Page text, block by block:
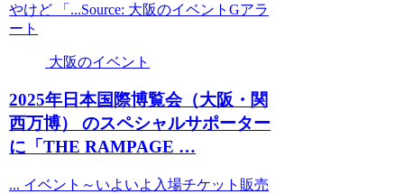
やけど 「...Source: 大阪のイベントGアラ
ート
大阪のイベント
2025年日本国際博覧会（大阪 ・関
西万博） のスペシャルサポーター
に「THE RAMPAGE …
... イベント～いよいよ入場チケット販売